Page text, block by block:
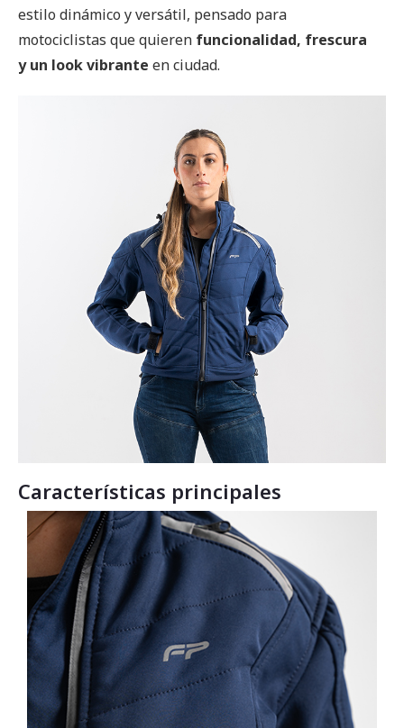
estilo dinámico y versátil, pensado para
motociclistas que quieren funcionalidad, frescura
y un look vibrante en ciudad.
Características principales